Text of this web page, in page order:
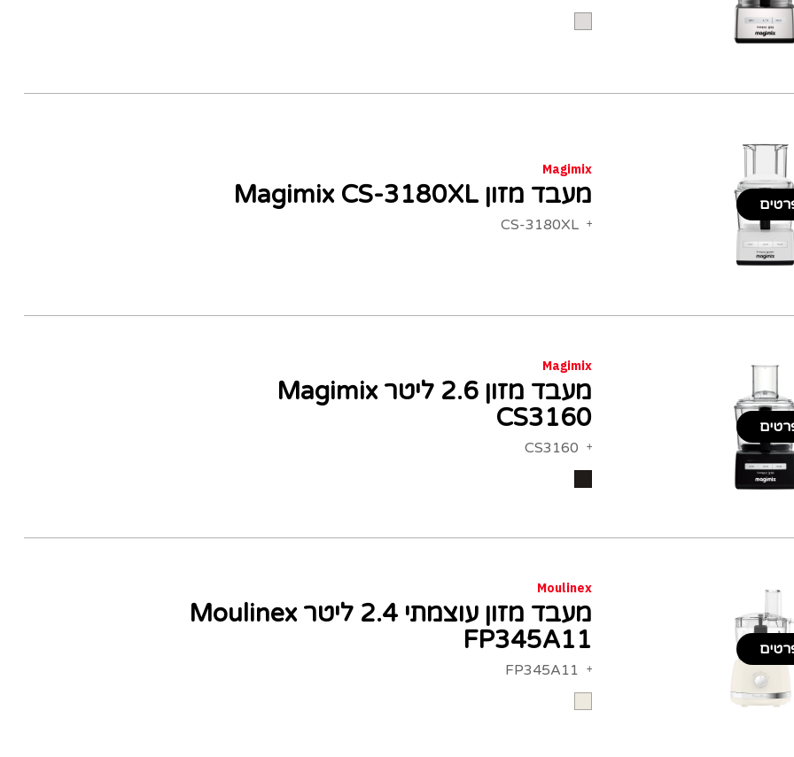
Magimix
מעבד מזון Magimix CS-3180XL
CS-3180XL
Magimix
מעבד מזון 2.6 ליטר Magimix
CS3160
CS3160
Moulinex
מעבד מזון עוצמתי 2.4 ליטר Moulinex
FP345A11
FP345A11